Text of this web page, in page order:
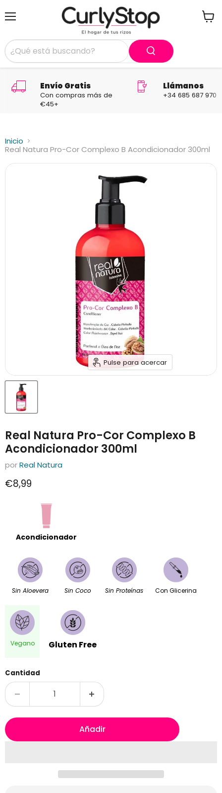
Envío Gratis
Con compras más de
€45+
Llámanos
+34 685 687 970
Inicio
Real Natura Pro-Cor Complexo B Acondicionador 300ml
Pulse para acercar
Real Natura Pro-Cor Complexo B
Acondicionador 300ml
porReal Natura
Precio actual
€8,99
Acondicionador
Sin Aloevera Sin Coco Sin Proteínas Con Glicerina
Vegano Gluten Free
Cantidad
Añadir